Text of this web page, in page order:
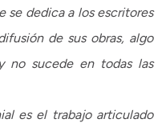
se dedica a los escritores
de sus obras, algo
no sucede en todas las
es el trabajo articulado